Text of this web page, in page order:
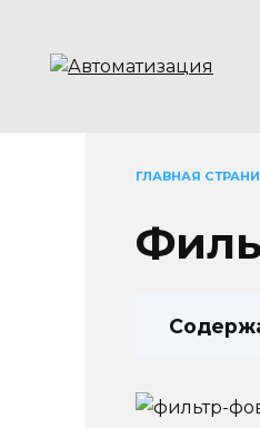
содержанию
ГЛАВНАЯ